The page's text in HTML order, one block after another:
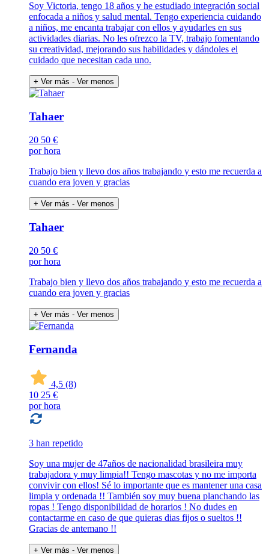
Soy Victoria, tengo 18 años y he estudiado integración social
enfocada a niños y salud mental. Tengo experiencia cuidando
a niños, me encanta trabajar con ellos y ayudarles en sus
actividades diarias. No les ofrezco la TV, trabajo fomentando
su creatividad, mejorando sus habilidades y dándoles el
cuidado que necesitan cada uno.
+ Ver más - Ver menos
Tahaer
20 50 €
por hora
Trabajo bien y llevo dos años trabajando y esto me recuerda a
cuando era joven y gracias
+ Ver más - Ver menos
Tahaer
20 50 €
por hora
Trabajo bien y llevo dos años trabajando y esto me recuerda a
cuando era joven y gracias
+ Ver más - Ver menos
Fernanda
4,5 (8)
10 25 €
por hora
3 han repetido
Soy una mujer de 47años de nacionalidad brasileira muy
trabajadora y muy limpia!! Tengo mascotas y no me importa
convivir con ellos! Sé lo importante que es mantener una casa
limpia y ordenada !! También soy muy buena planchando las
ropas ! Tengo disponibilidad de horarios ! No dudes en
contactarme en caso de que quieras dias fijos o sueltos !!
Gracias de antemano !!
+ Ver más - Ver menos